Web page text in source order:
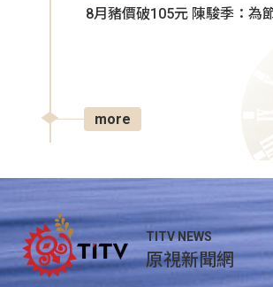
8月豬價破105元 陳駿季：為
more
TITV NEWS
原視新聞網